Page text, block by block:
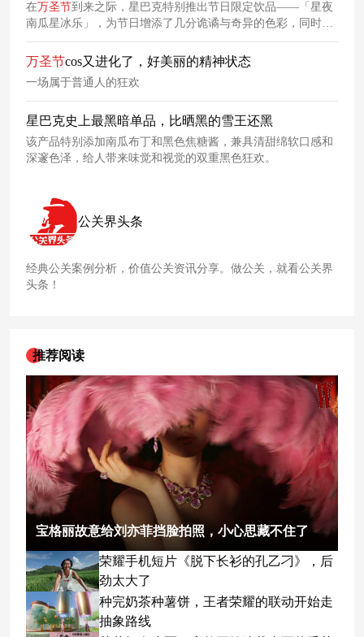
在万圣节到来之际，星巴克特别推出节日限定饮品——「星夜
南瓜星冰乐」，为节日增添了几分诡谲与奇异的色彩，同时也
满足了消费者对节日限定美食的期待。
万圣节cos又进化了，好美丽的精神状态
一场属于普通人的狂欢
星巴克史上最黑暗单品，比晒黑的雪王还黑
该产品特别添加南瓜布丁和黑色焦糖酱，兼具清甜绵软口感和
深邃色泽，给人带来味觉和视觉的双重黑色狂欢。
公关界头条
经典公关案例分析，价值公关资讯分享。做公关，就看公关界
头条！
推荐阅读
宝格丽故意给刘亦菲挡脸拍照，小心思藏不住了
荣耀手机短片《脱下长衫的孔乙刁》，后
劲太大了
种完奶茶种薯饼，王者荣耀的联动开始走
抽象路线